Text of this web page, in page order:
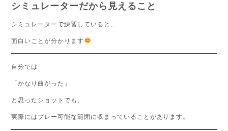
シミュレーターだから見えること
シミュレーターで練習していると、
面白いことが分かります
自分では
「かなり曲がった」
と思ったショットでも、
実際にはプレー可能な範囲に収まっていることがあります。